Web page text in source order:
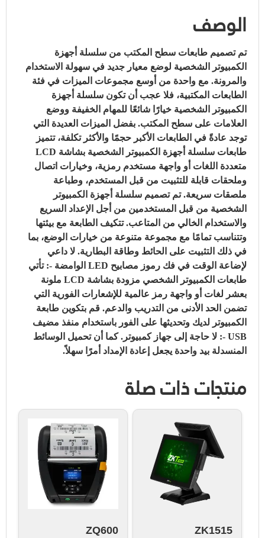
الوصف
تم تصميم طابعات سطح المكتب من سلسلة أجهزة
الكمبيوتر الشخصية لوضع معيار جديد في سهولة الاستخدام
والمرونة. مع واحدة من أوسع مجموعات الميزات في فئة
الطابعات المكتبية، فلا عجب أن تكون سلسلة أجهزة
الكمبيوتر الشخصية خيارًا شائعًا للمهام الخفيفة ووضع
العلامات على سطح المكتب. بفضل الميزات العديدة التي
توجد عادةً في الطابعات الأكبر حجمًا والأكثر تكلفة، تتميز
طابعات سلسلة أجهزة الكمبيوتر الشخصية بشاشة LCD
متعددة اللغات أو واجهة مستخدم رمزية، وخيارات اتصال
وملحقات قابلة للتثبيت من قبل المستخدم، وطباعة
ملصقات سريعة. تم تصميم سلسلة أجهزة الكمبيوتر
الشخصية من قبل المستخدمين من أجل الإعداد السريع
والاستخدام الخالي من المتاعب. تتكيف الطابعة مع بيئتها
وتتناسب تمامًا مع مجموعة متنوعة من خيارات الوضع، بما
في ذلك التثبيت على الحائط وطاقة البطارية. لا داعي
لإضاعة الوقت في فك رموز مصابيح LED الوامضة -: تأتي
طابعات الكمبيوتر الشخصي مزودة بشاشة LCD ملونة
بعشر لغات أو واجهة رمز عالمية للإشعارات الفورية التي
تضمن الحد الأدنى من التدريب والدعم. قم بتكوين طابعة
الكمبيوتر لديك وتحديثها على الفور باستخدام منفذ مضيف
USB -: لا حاجة إلى جهاز كمبيوتر.
كما أن تحميل الوسائط
المنسدلة بيد واحدة يجعل إعادة الإمداد أمرًا سهلاً.
منتجات ذات صلة
ZK1515
ZQ600